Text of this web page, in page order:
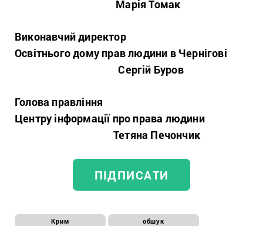
Марія Томак
Виконавчий директор
Освітнього дому прав людини в Чернігові
Сергій Буров
Голова правління
Центру інформації про права людини
Тетяна Печончик
ПІДПИСАТИ
Крим обшук